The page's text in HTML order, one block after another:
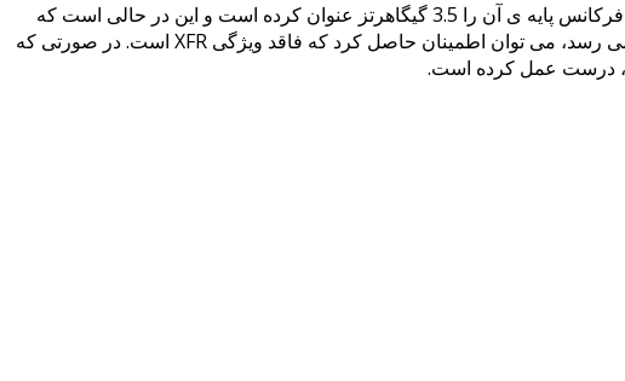
این CPU با نام 1920 به واقع نسخه ی فاقد XFR از 1920X است که دارای 12 هسته و 24 رشته پردازشی است. وب سایت ASUS فرکانس پایه ی آن را 3.5 گیگاهرتز عنوان کرده است و این در حالی است که
وب سایت ASRock فرکانس پایه را 3.2 گیگاهرتز درج کرده است. از آنجایی که توان حرارتی این تراشه 12 هسته ای به 140 وات می رسد، می توان اطمینان حاصل کرد که فاقد ویژگی XFR است. در صورتی که